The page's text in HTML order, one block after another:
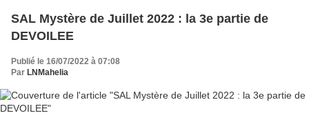
SAL Mystère de Juillet 2022 : la 3e partie de
DEVOILEE
Publié le 16/07/2022 à 07:08
Par LNMahelia